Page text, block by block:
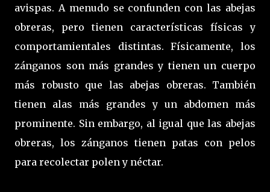
avispas. A menudo se confunden con las abejas
obreras, pero tienen características físicas y
comportamientales distintas. Físicamente, los
zánganos son más grandes y tienen un cuerpo
más robusto que las abejas obreras. También
tienen alas más grandes y un abdomen más
prominente. Sin embargo, al igual que las abejas
obreras, los zánganos tienen patas con pelos
para recolectar polen y néctar.